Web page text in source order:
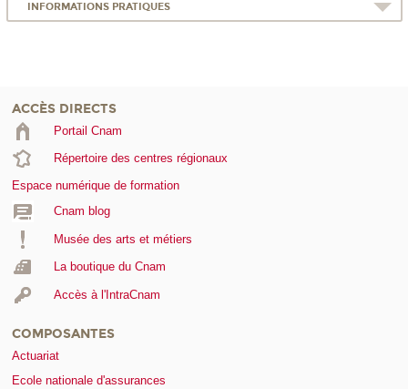
INFORMATIONS PRATIQUES
ACCÈS DIRECTS
Portail Cnam
Répertoire des centres régionaux
Espace numérique de formation
Cnam blog
Musée des arts et métiers
La boutique du Cnam
Accès à l'IntraCnam
COMPOSANTES
Actuariat
Ecole nationale d'assurances